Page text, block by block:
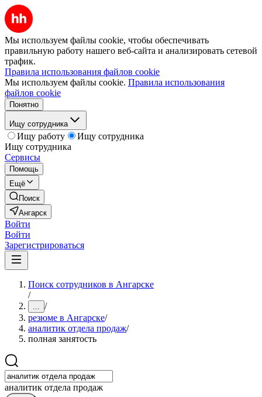
Мы используем файлы cookie, чтобы обеспечивать
правильную работу нашего веб-сайта и анализировать сетевой
трафик.
Правила использования файлов cookie
Мы используем файлы cookie. Правила использования
файлов cookie
Понятно
Ищу сотрудника
Ищу работу
Ищу сотрудника
Ищу сотрудника
Сервисы
Помощь
Ещё
Поиск
Ангарск
Войти
Войти
Зарегистрироваться
Поиск сотрудников в Ангарске
/
... /
резюме в Ангарске/
аналитик отдела продаж/
полная занятость
аналитик отдела продаж